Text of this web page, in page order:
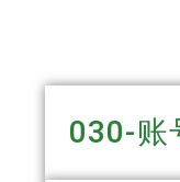
030-账